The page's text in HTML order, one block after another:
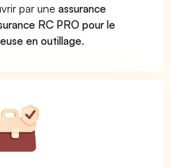
par uneassurance
RC PRO pour le
en outillage.